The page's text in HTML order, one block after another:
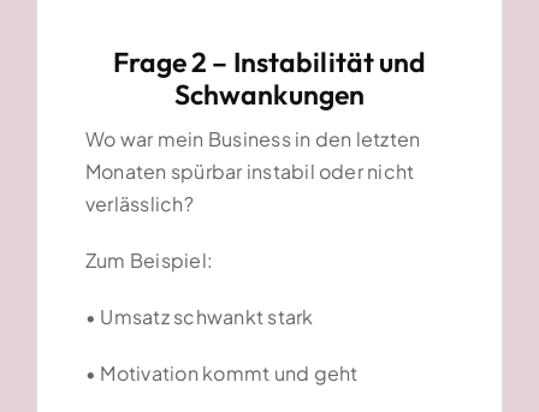
Frage 2 – Instabilität und
Schwankungen
Wo war mein Business in den letzten
Monaten spürbar instabil oder nicht
verlässlich?
Zum Beispiel:
• Umsatz schwankt stark
• Motivation kommt und geht